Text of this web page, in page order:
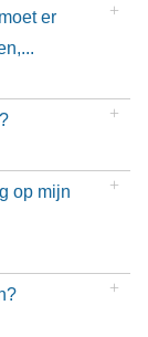
er
op mijn